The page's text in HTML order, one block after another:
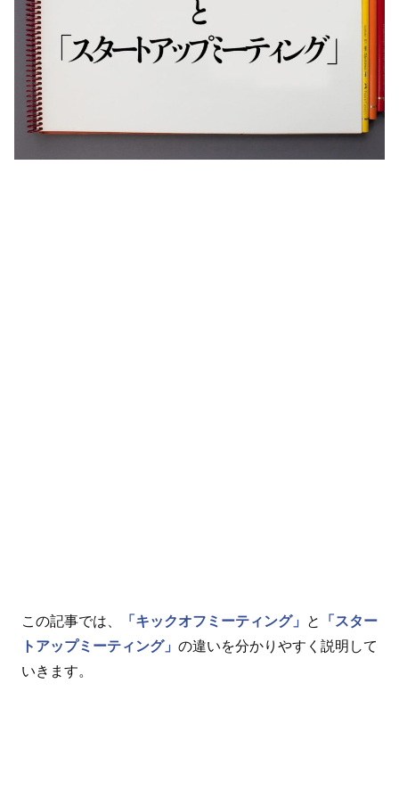
この記事では、 「キックオフミーティング」 と
「スター
トアップミーティング」 の違いを分かりやすく説明して
いきます。